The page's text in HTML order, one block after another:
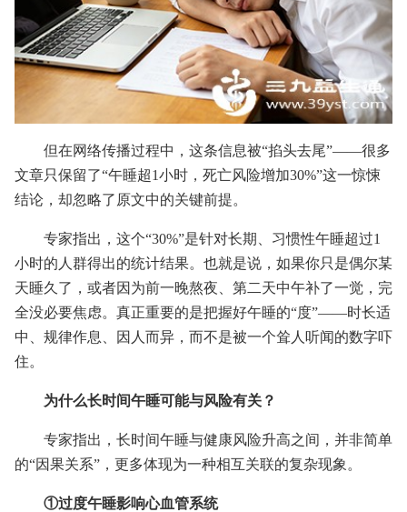
但在网络传播过程中，这条信息被“掐头去尾”——很多
文章只保留了“午睡超1小时，死亡风险增加30%”这一惊悚
结论，却忽略了原文中的关键前提。
专家指出，这个“30%”是针对长期、习惯性午睡超过1
小时的人群得出的统计结果。也就是说，如果你只是偶尔某
天睡久了，或者因为前一晚熬夜、第二天中午补了一觉，完
全没必要焦虑。真正重要的是把握好午睡的“度”——时长适
中、规律作息、因人而异，而不是被一个耸人听闻的数字吓
住。
为什么长时间午睡可能与风险有关？
专家指出，长时间午睡与健康风险升高之间，并非简单
的“因果关系”，更多体现为一种相互关联的复杂现象。
①过度午睡影响心血管系统